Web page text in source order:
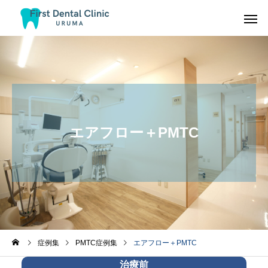
エアフロー＋PMTC
症例集 PMTC症例集 エアフロー＋PMTC
治療前